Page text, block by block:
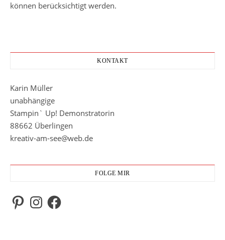
können berücksichtigt werden.
KONTAKT
Karin Müller
unabhängige
Stampin` Up! Demonstratorin
88662 Überlingen
kreativ-am-see@web.de
FOLGE MIR
PinterestInstagramFacebook